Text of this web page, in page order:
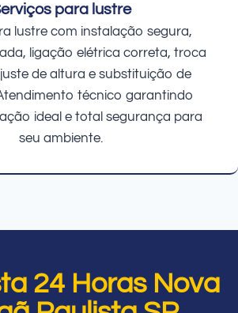
para lustre
lustre com instalação segura,
ligação elétrica correta, troca
de altura e substituição de
técnico garantindo
ideal e total segurança para
seu ambiente.
24 Horas Nova